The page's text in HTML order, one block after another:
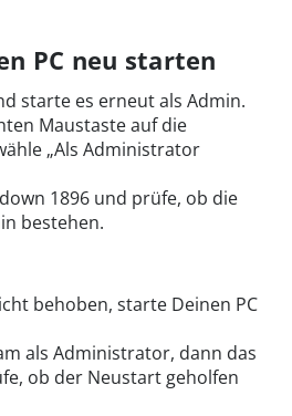
PC neu starten
starte es erneut als Admin.
Maustaste auf die
„Als Administrator
1896 und prüfe, ob die
bestehen.
behoben, starte Deinen PC
als Administrator, dann das
ob der Neustart geholfen